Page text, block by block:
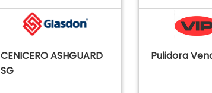
CENICERO ASHGUARD
SG
Pulidora